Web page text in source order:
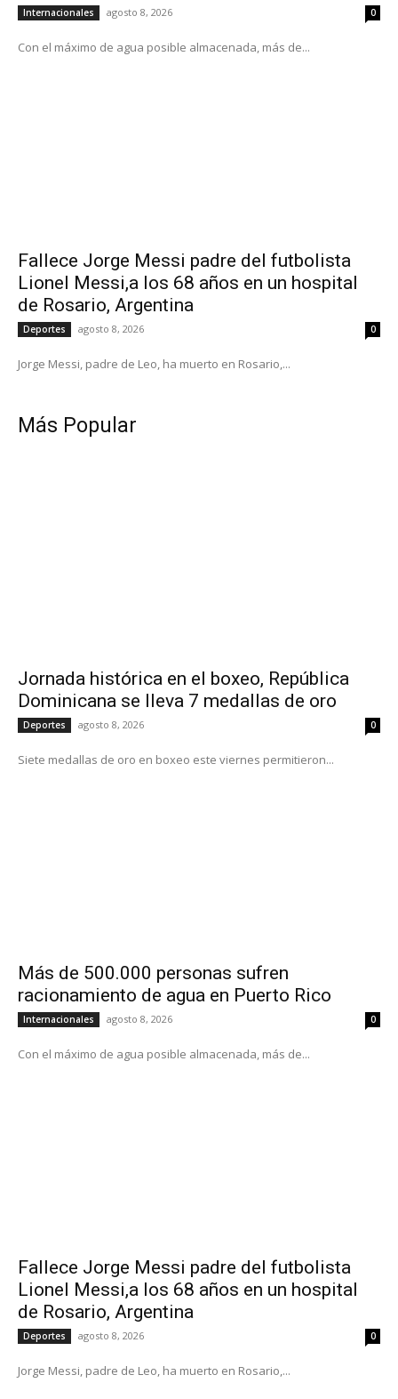
Internacionales agosto 8, 2026 0
Con el máximo de agua posible almacenada, más de...
Fallece Jorge Messi padre del futbolista
Lionel Messi,a los 68 años en un hospital
de Rosario, Argentina
Deportes agosto 8, 2026 0
Jorge Messi, padre de Leo, ha muerto en Rosario,...
Más Popular
Jornada histórica en el boxeo, República
Dominicana se lleva 7 medallas de oro
Deportes agosto 8, 2026 0
Siete medallas de oro en boxeo este viernes permitieron...
Más de 500.000 personas sufren
racionamiento de agua en Puerto Rico
Internacionales agosto 8, 2026 0
Con el máximo de agua posible almacenada, más de...
Fallece Jorge Messi padre del futbolista
Lionel Messi,a los 68 años en un hospital
de Rosario, Argentina
Deportes agosto 8, 2026 0
Jorge Messi, padre de Leo, ha muerto en Rosario,...